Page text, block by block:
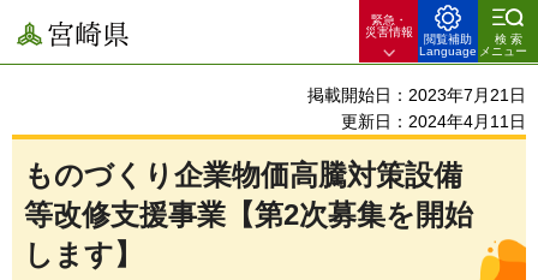
宮崎県
緊急・
災害情報
閲覧補助
Language
検索
メニュー
掲載開始日：2023年7月21日
更新日：2024年4月11日
ものづくり企業物価高騰対策設備
等改修支援事業【第2次募集を開始
します】